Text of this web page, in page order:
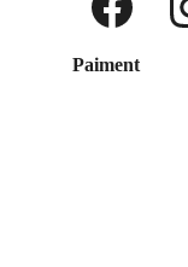
Paiment